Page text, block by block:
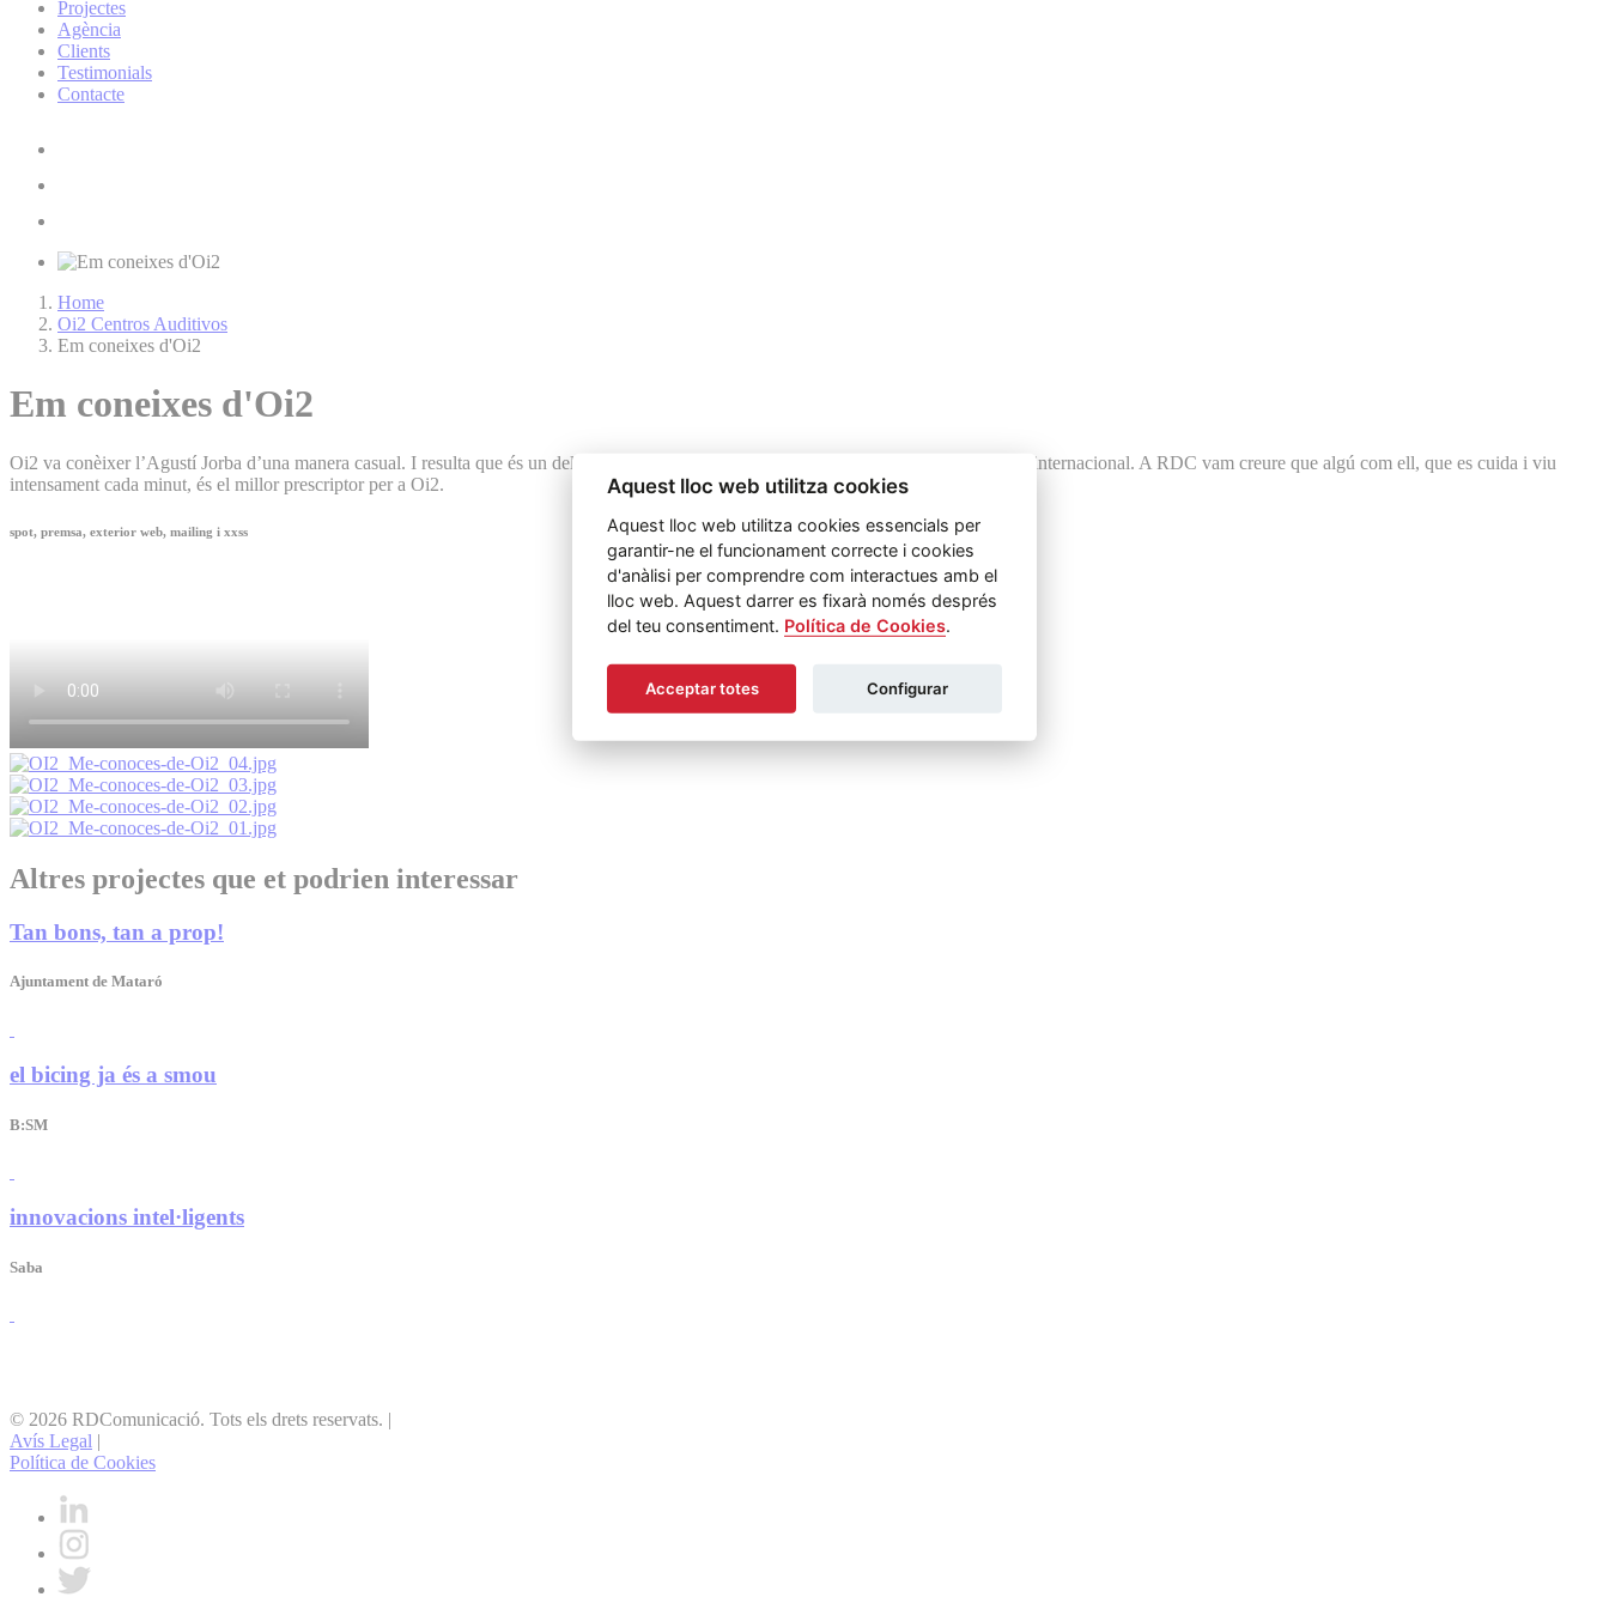
Projectes
Agència
Clients
Testimonials
Contacte
Home
Oi2 Centros Auditivos
Em coneixes d'Oi2
Em coneixes d'Oi2
Oi2 va conèixer l’Agustí Jorba d’una manera casual. I resulta que és un dels atletes espanyols més llorejats tant en l’àmbit nacional com internacional. A RDC vam creure que algú com ell, que es cuida i viu
intensament cada minut, és el millor prescriptor per a Oi2.
spot, premsa, exterior web, mailing i xxss
Altres projectes que et podrien interessar
Tan bons, tan a prop!
Ajuntament de Mataró
el bicing ja és a smou
B:SM
innovacions intel·ligents
Saba
© 2026 RDComunicació. Tots els drets reservats. |
Avís Legal |
Política de Cookies
Aquest lloc web utilitza cookies
Aquest lloc web utilitza cookies essencials per
garantir-ne el funcionament correcte i cookies
d'anàlisi per comprendre com interactues amb el
lloc web. Aquest darrer es fixarà només després
del teu consentiment. Política de Cookies.
Acceptar totes Configurar